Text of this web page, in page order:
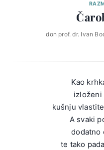
don prof. dr. Ivan
Kao
izloženi
kušnju
A svaki
dodatno
te tako